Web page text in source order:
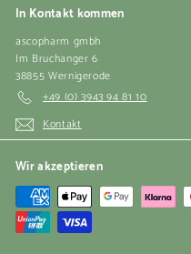
In Kontakt kommen
ascopharm gmbh
Im Bruchanger 6
38855 Wernigerode
+49 (0) 3943 94 81 10
Kontakt
Wir akzeptieren